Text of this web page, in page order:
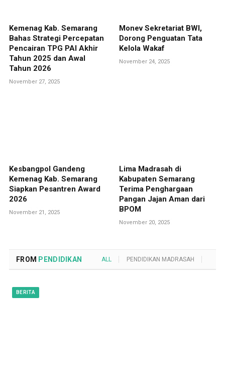
Kemenag Kab. Semarang
Bahas Strategi Percepatan
Pencairan TPG PAI Akhir
Tahun 2025 dan Awal
Tahun 2026
November 27, 2025
Monev Sekretariat BWI,
Dorong Penguatan Tata
Kelola Wakaf
November 24, 2025
Kesbangpol Gandeng
Kemenag Kab. Semarang
Siapkan Pesantren Award
2026
November 21, 2025
Lima Madrasah di
Kabupaten Semarang
Terima Penghargaan
Pangan Jajan Aman dari
BPOM
November 20, 2025
FROM PENDIDIKAN ALL PENDIDIKAN MADRASAH
BERITA